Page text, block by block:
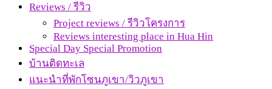
Reviews / รีวิว
Project reviews / รีวิวโครงการ
Reviews interesting place in Hua Hin
Special Day Special Promotion
บ้านติดทะเล
แนะนำที่พักโซนภูเขา/วิวภูเขา